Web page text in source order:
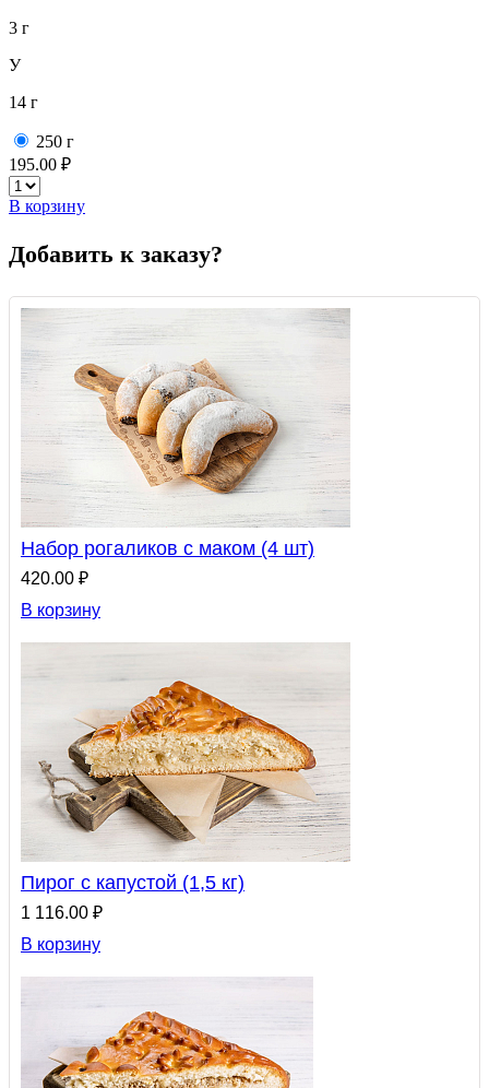
3 г
У
14 г
250 г
195.00 ₽
В корзину
Добавить к заказу?
Набор рогаликов с маком (4 шт)
420.00 ₽
В корзину
Пирог с капустой (1,5 кг)
1 116.00 ₽
В корзину